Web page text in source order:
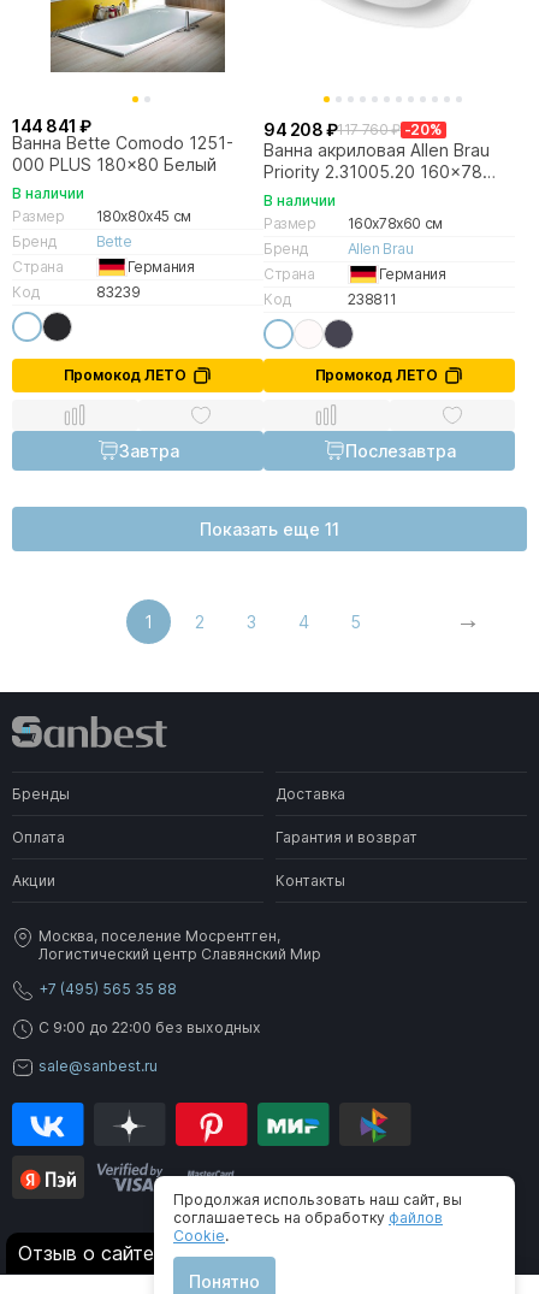
144 841 ₽
Ванна Bette Comodo 1251-
000 PLUS 180x80 Белый
В наличии
Размер
180x80x45 см
Бренд
Bette
Страна
Германия
Код
83239
Промокод ЛЕТО
Завтра
94 208 ₽117 760 ₽ -20%
Ванна акриловая Allen Brau
Priority 2.31005.20 160x78
белая глянцевая
В наличии
Размер
160x78x60 см
Бренд
Allen Brau
Страна
Германия
Код
238811
Промокод ЛЕТО
Послезавтра
Показать еще 11
1 2 3 4 5
Бренды Доставка
Оплата Гарантия и возврат
Акции Контакты
Москва, поселение Мосрентген,
Логистический центр Славянский Мир
+7 (495) 565 35 88
C 9:00 до 22:00 без выходных
sale@sanbest.ru
® 2006-2026 SanBest. Все права защищены
Отзыв о сайте
Продолжая использовать наш сайт, вы
соглашаетесь на обработку файлов
Cookie.
Понятно